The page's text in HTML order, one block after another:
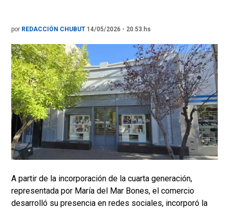
por REDACCIÓN CHUBUT 14/05/2026 - 20.53.hs
A partir de la incorporación de la cuarta generación,
representada por María del Mar Bones, el comercio
desarrolló su presencia en redes sociales, incorporó la